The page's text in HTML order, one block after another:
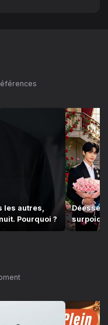
les autres,
Pourquoi ?
Déesse
épouse